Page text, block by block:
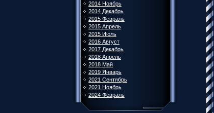
2014 Ноябрь
2014 Декабрь
2015 Февраль
2015 Апрель
2015 Июль
2016 Август
2017 Декабрь
2018 Апрель
2018 Май
2019 Январь
2021 Сентябрь
2021 Ноябрь
2024 Февраль